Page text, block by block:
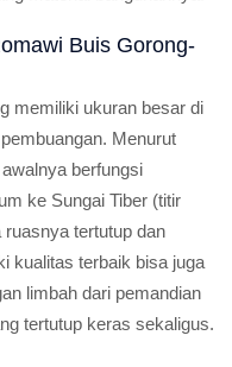
Buis Gorong-
memiliki ukuran besar di
Menurut
berfungsi
ke Sungai Tiber (titir
tertutup dan
kualitas terbaik bisa juga
limbah dari pemandian
tertutup keras sekaligus.